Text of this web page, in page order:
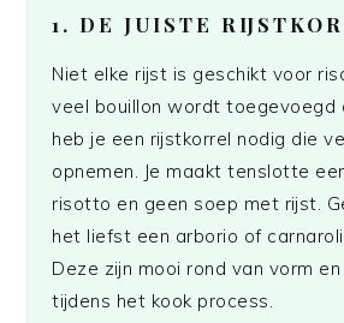
1. DE JUISTE
Niet elke rijst is geschikt voor
veel bouillon wordt toegevoegd
heb je een rijstkorrel nodig die
opnemen. Je maakt tenslotte
risotto en geen soep met rijst.
het liefst een arborio of
Deze zijn mooi rond van vorm en
tijdens het kook process.